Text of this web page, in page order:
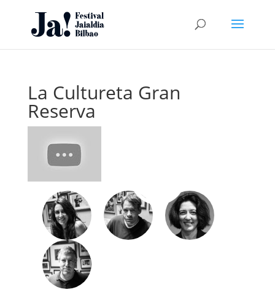
La Cultureta Gran
Reserva
I